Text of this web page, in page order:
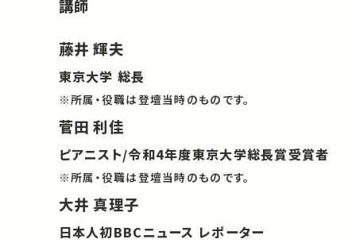
講師
藤井 輝夫
東京大学 総長
※所属・役職は登壇当時のものです。
菅田 利佳
ピアニスト/令和4年度東京大学総長賞受賞者
※所属・役職は登壇当時のものです。
大井 真理子
日本人初BBCニュース レポーター